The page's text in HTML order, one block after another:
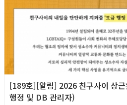
[189호][알림] 2026 친구사이 상
행정 및 DB 관리자)